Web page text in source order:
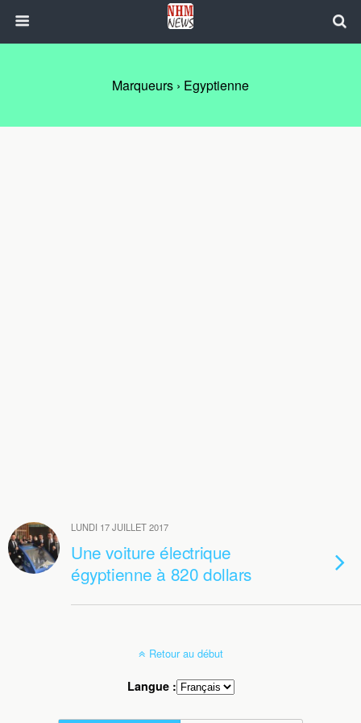
Marqueurs › Egyptienne
LUNDI 17 JUILLET 2017
Une voiture électrique
égyptienne à 820 dollars
Retour au début
Langue :